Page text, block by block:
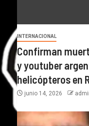
INTERNACIONAL
Confirman
y youtuber
helicópteros en
junio 14, 2026